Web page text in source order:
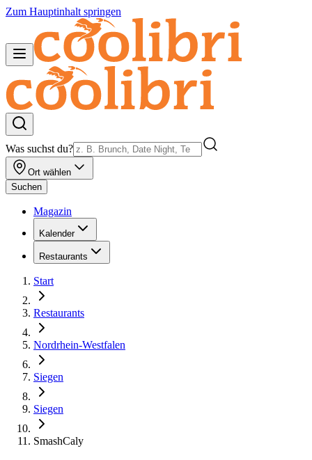
Zum Hauptinhalt springen
Was suchst du?
Ort wählen
Suchen
Magazin
Kalender
Restaurants
Start
Restaurants
Nordrhein-Westfalen
Siegen
Siegen
SmashCaly